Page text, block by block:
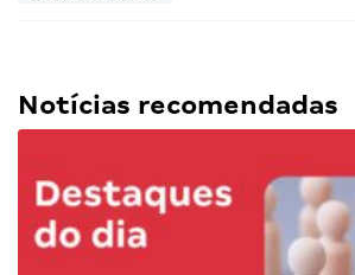
Notícias recomendadas